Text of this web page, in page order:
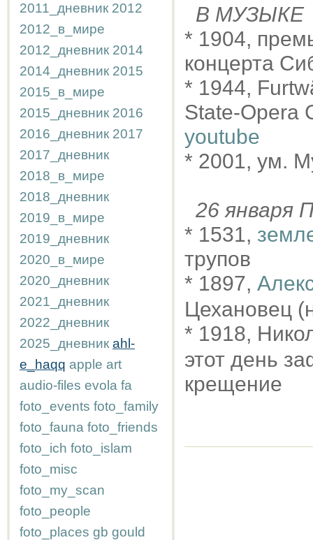
2011_дневник 2012
2012_в_мире
2012_дневник 2014
2014_дневник 2015
2015_в_мире
2015_дневник 2016
2016_дневник 2017
2017_дневник
2018_в_мире
2018_дневник
2019_в_мире
2019_дневник
2020_в_мире
2020_дневник
2021_дневник
2022_дневник
2025_дневник ahl-
e_haqq apple art
audio-files evola fa
foto_events foto_family
foto_fauna foto_friends
foto_ich foto_islam
foto_misc
foto_my_scan
foto_people
foto_places gb gould
В МУЗЫКЕ
* 1904,
концерта
* 1944,
State-Opera
youtube
* 2001, ум.
26
* 1531,
трупов
* 1897,
Цехановец
* 1918,
этот день
крещение